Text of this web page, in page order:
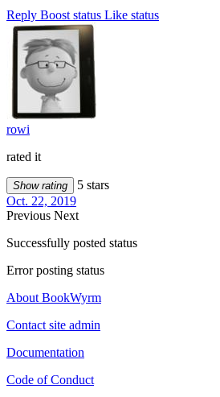
Reply Boost status Like status
rowi
rated it
Show rating
5 stars
Oct. 22, 2019
Previous Next
Successfully posted status
Error posting status
About BookWyrm
Contact site admin
Documentation
Code of Conduct